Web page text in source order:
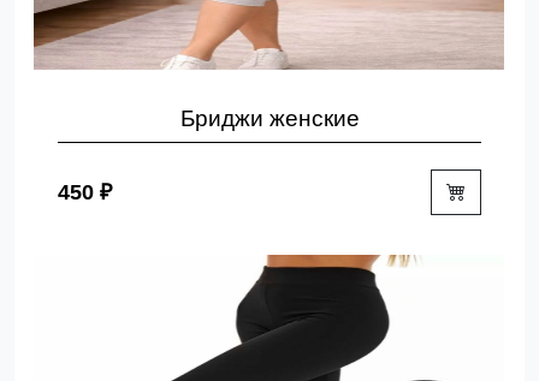
Бриджи женские
450 ₽